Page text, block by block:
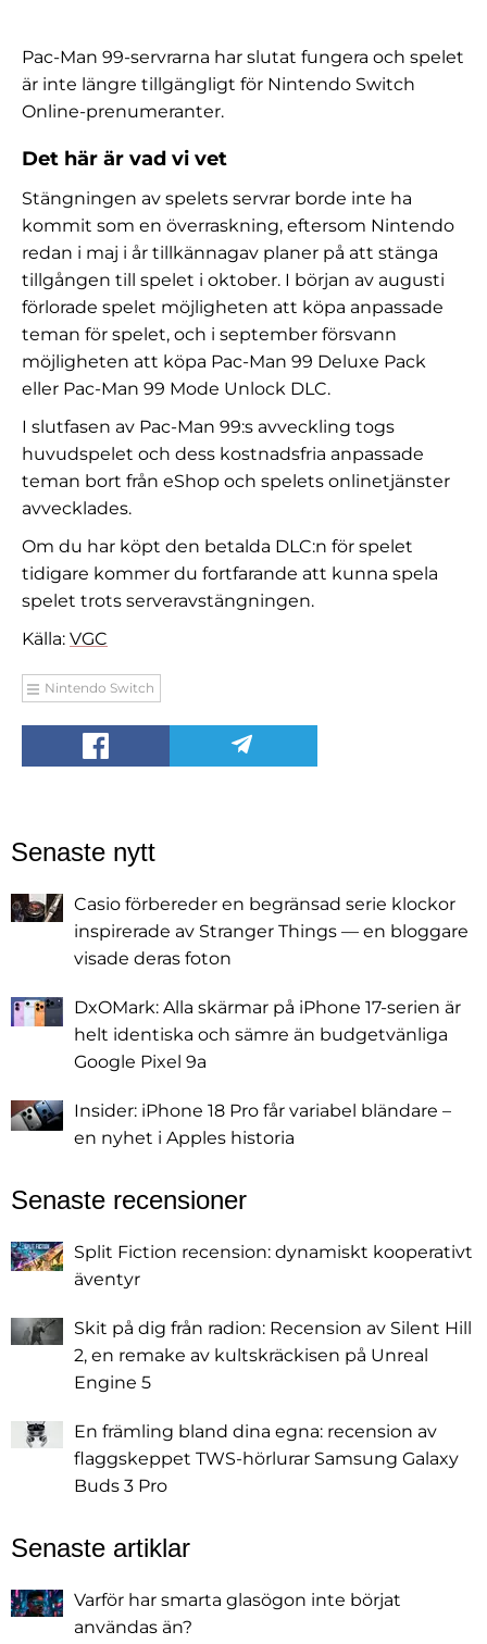
Pac-Man 99-servrarna har slutat fungera och spelet
är inte längre tillgängligt för Nintendo Switch
Online-prenumeranter.
Det här är vad vi vet
Stängningen av spelets servrar borde inte ha
kommit som en överraskning, eftersom Nintendo
redan i maj i år tillkännagav planer på att stänga
tillgången till spelet i oktober. I början av augusti
förlorade spelet möjligheten att köpa anpassade
teman för spelet, och i september försvann
möjligheten att köpa Pac-Man 99 Deluxe Pack
eller Pac-Man 99 Mode Unlock DLC.
I slutfasen av Pac-Man 99:s avveckling togs
huvudspelet och dess kostnadsfria anpassade
teman bort från eShop och spelets onlinetjänster
avvecklades.
Om du har köpt den betalda DLC:n för spelet
tidigare kommer du fortfarande att kunna spela
spelet trots serveravstängningen.
Källa: VGC
Nintendo Switch
Senaste nytt
Casio förbereder en begränsad serie klockor
inspirerade av Stranger Things — en bloggare
visade deras foton
DxOMark: Alla skärmar på iPhone 17-serien är
helt identiska och sämre än budgetvänliga
Google Pixel 9a
Insider: iPhone 18 Pro får variabel bländare –
en nyhet i Apples historia
Senaste recensioner
Split Fiction recension: dynamiskt kooperativt
äventyr
Skit på dig från radion: Recension av Silent Hill
2, en remake av kultskräckisen på Unreal
Engine 5
En främling bland dina egna: recension av
flaggskeppet TWS-hörlurar Samsung Galaxy
Buds 3 Pro
Senaste artiklar
Varför har smarta glasögon inte börjat
användas än?